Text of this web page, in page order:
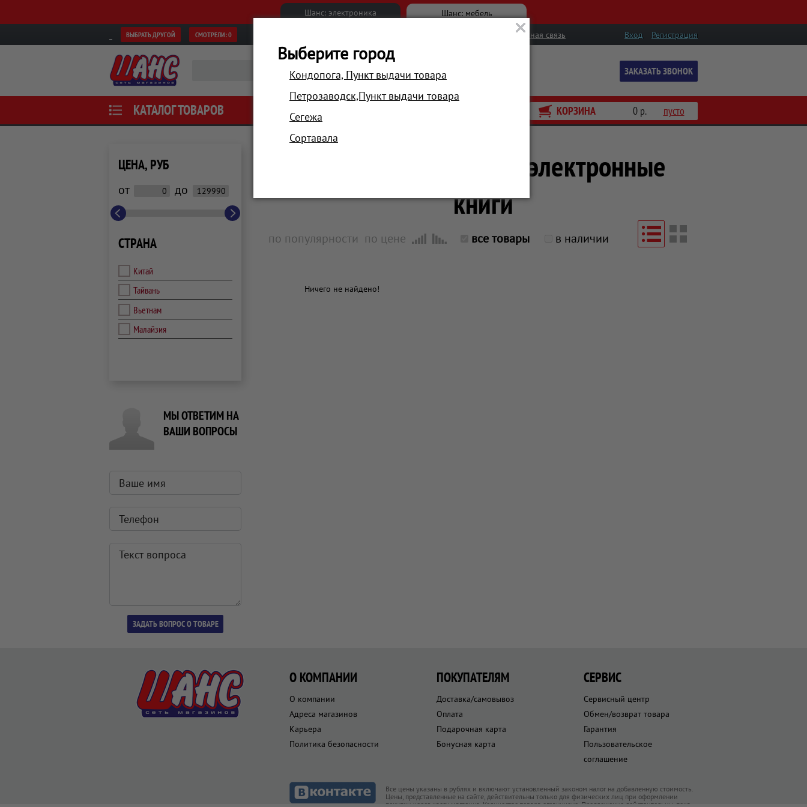
Шанс: электроника Шанс: мебель
ВЫБРАТЬ ДРУГОЙ СМОТРЕЛИ:0 Вход Регистрация
Обратная связь
ЗАКАЗАТЬ ЗВОНОК
КАТАЛОГ ТОВАРОВ АКЦИИ КОРЗИНА 0 р. пусто
ЦЕНА, РУБ
от до
СТРАНА
Китай
Тайвань
Вьетнам
Малайзия
МЫ ОТВЕТИМ НА
ВАШИ ВОПРОСЫ
Ноутбуки, планшеты, электронные
книги
по популярности по цене все товары в наличии
Ничего не найдено!
О КОМПАНИИ
О компании
Адреса магазинов
Карьера
Политика безопасности
ПОКУПАТЕЛЯМ
Доставка/самовывоз
Оплата
Подарочная карта
Бонусная карта
СЕРВИС
Сервисный центр
Обмен/возврат товара
Гарантия
Пользовательское
соглашение
Все цены указаны в рублях и включают установленный законом налог на добавленную стоимость.
Цены, представленные на сайте, действительны только для физических лиц при оформлении
покупки через кассу магазина. Количество товара ограничено. Предложения действительны, пока
Выберите город
Кондопога, Пункт выдачи товара
Петрозаводск,Пункт выдачи товара
Сегежа
Сортавала